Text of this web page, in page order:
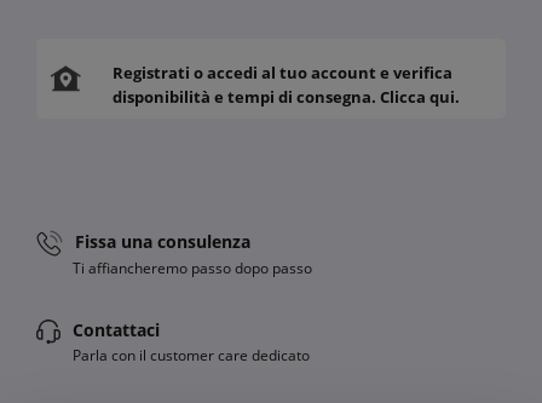
Registrati o accedi al tuo account e verifica
disponibilità e tempi di consegna. Clicca qui.
Fissa una consulenza
Ti affiancheremo passo dopo passo
Contattaci
Parla con il customer care dedicato